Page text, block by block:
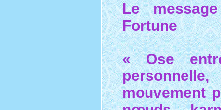
Le
Fortune
« Ose
mouvement